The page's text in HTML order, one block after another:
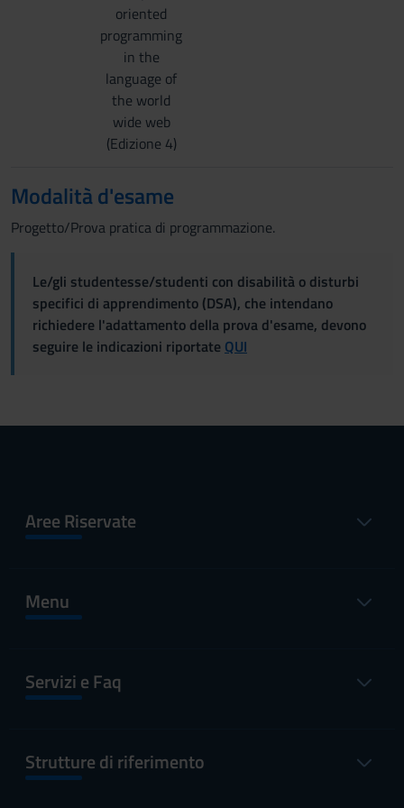
oriented
programming
in the
language of
the world
wide web
(Edizione 4)
Modalità d'esame
Progetto/Prova pratica di programmazione.
Le/gli studentesse/studenti con disabilità o disturbi
specifici di apprendimento (DSA), che intendano
richiedere l'adattamento della prova d'esame, devono
seguire le indicazioni riportate QUI
Aree Riservate
Menu
Servizi e Faq
Strutture di riferimento